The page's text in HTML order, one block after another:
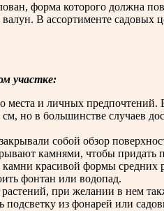
форма которого должна
В ассортименте
участке:
места и личных
но в большинстве случаев
собой обзор
камнями, чтобы придать
красивой формы средних
фонтан или водопад.
при желании в нем
из фонарей или